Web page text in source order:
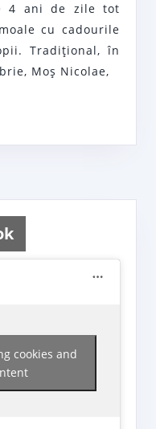
Mos
Nicolae
pentru
4 ani de zile tot
cu cadourile
Tradiţional, în
Moş Nicolae,
cookies and